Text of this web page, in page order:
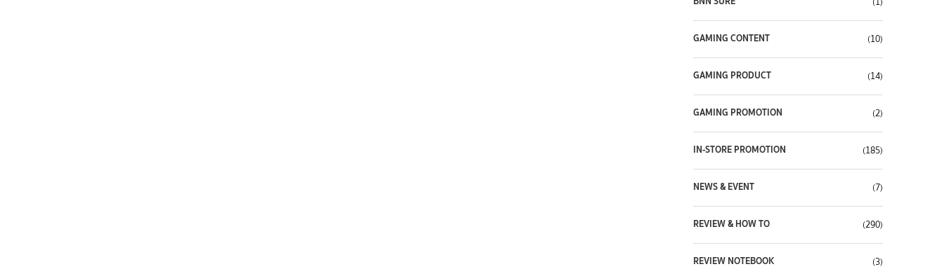
GAMING CONTENT (10)
GAMING PRODUCT (14)
GAMING PROMOTION (2)
IN-STORE PROMOTION (185)
NEWS & EVENT (7)
REVIEW & HOW TO (290)
REVIEW NOTEBOOK (3)